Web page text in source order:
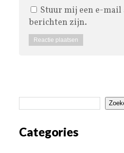
Stuur mij een e-mail
berichten zijn.
Categories